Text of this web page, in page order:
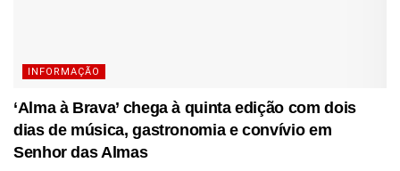
INFORMAÇÃO
‘Alma à Brava’ chega à quinta edição com dois
dias de música, gastronomia e convívio em
Senhor das Almas